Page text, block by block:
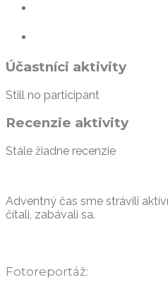
Účastníci aktivity
Still no participant
Recenzie aktivity
Stále žiadne recenzie
Adventný čas sme strávili
čítali, zabávali sa.
Fotoreportáž: